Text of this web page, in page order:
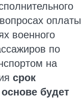
оплаты
военного
по
на
срок
будет